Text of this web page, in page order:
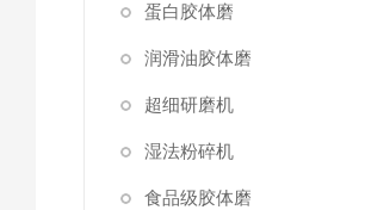
蛋白胶体磨
润滑油胶体磨
超细研磨机
湿法粉碎机
食品级胶体磨